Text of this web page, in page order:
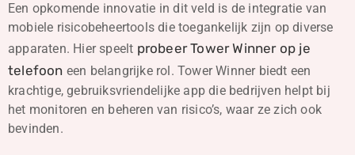
Een opkomende innovatie in dit veld is de integratie van
mobiele risicobeheertools die toegankelijk zijn op diverse
apparaten. Hier speelt probeer Tower Winner op je
telefoon een belangrijke rol. Tower Winner biedt een
krachtige, gebruiksvriendelijke app die bedrijven helpt bij
het monitoren en beheren van risico’s, waar ze zich ook
bevinden.